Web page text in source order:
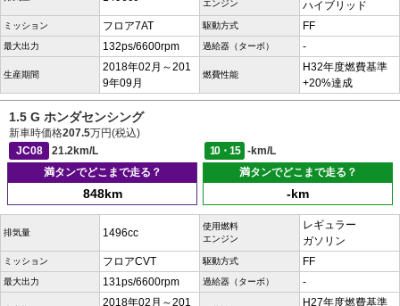
エンジン ハイブリッド
ミッション フロア7AT 駆動方式 FF
最大出力 132ps/6600rpm 過給器（ターボ） -
生産期間
2018年02月～201
9年09月
燃費性能
H32年度燃費基準
+20%達成
1.5 G ホンダセンシング
新車時価格207.5万円(税込)
JC08
21.2km/L 10・15
-km/L
満タンでどこまで走る？
848km
満タンでどこまで走る？
-km
排気量 1496cc
使用燃料
エンジン
レギュラー
ガソリン
ミッション フロアCVT 駆動方式 FF
最大出力 131ps/6600rpm 過給器（ターボ） -
2018年02月～201
H27年度燃費基準